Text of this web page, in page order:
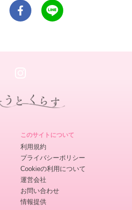
このサイトについて
利用規約
プライバシーポリシー
Cookieの利用について
運営会社
お問い合わせ
情報提供